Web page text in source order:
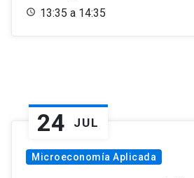
13:35 a 14:35
24 JUL
Microeconomía Aplicada